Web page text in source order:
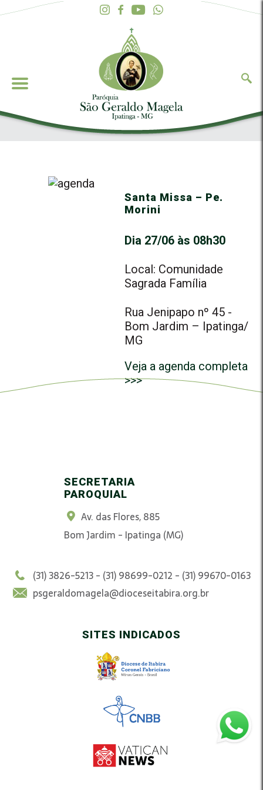
Santa Missa – Pe.
Morini
Dia 27/06 às 08h30
Local: Comunidade
Sagrada Família
Rua Jenipapo nº 45 -
Bom Jardim – Ipatinga/
MG
Veja a agenda completa
>>>
SECRETARIA
PAROQUIAL
Av. das Flores, 885
Bom Jardim - Ipatinga (MG)
(31) 3826-5213 - (31) 98699-0212 - (31) 99670-0163
psgeraldomagela@dioceseitabira.org.br
SITES INDICADOS